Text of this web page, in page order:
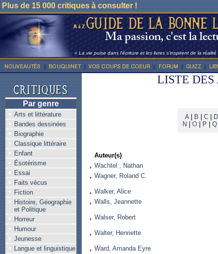
Plus de 15 000 critiques à consulter !
« La vie puise dans l’écriture et les livres s’inspirent de la
Par genre
Arts et littérature
Bandes dessinées
Biographie
Classique littéraire
Enfant
Ésotérisme
Essai
Faits vécus
Fiction
Histoire, Géographie
et Politique
Horreur
Humour
Jeunesse
Langue et linguistique
LISTE DES
A| B C
D
N
O| P Q
Auteur(s)
Wachtel , Nathan
Wagner, Roland C.
Walker, Alice
Walls, Jeannette
Walser, Robert
Walter, Henriette
Ward, Amanda Eyre